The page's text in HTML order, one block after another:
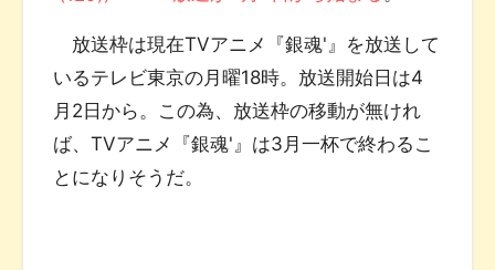
放送枠は現在TVアニメ『銀魂'』を放送して
いるテレビ東京の月曜18時。放送開始日は4
月2日から。この為、放送枠の移動が無けれ
ば、TVアニメ『銀魂'』は3月一杯で終わるこ
とになりそうだ。